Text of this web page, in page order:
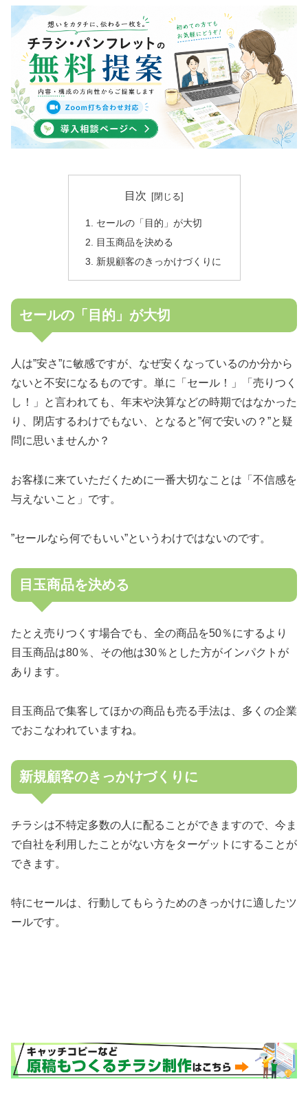
目次
セールの「目的」が大切
目玉商品を決める
新規顧客のきっかけづくりに
セールの「目的」が大切
人は”安さ”に敏感ですが、なぜ安くなっているのか分から
ないと不安になるものです。単に「セール！」「売りつく
し！」と言われても、年末や決算などの時期ではなかった
り、閉店するわけでもない、となると”何で安いの？”と疑
問に思いませんか？
お客様に来ていただくために一番大切なことは「不信感を
与えないこと」です。
”セールなら何でもいい”というわけではないのです。
目玉商品を決める
たとえ売りつくす場合でも、全の商品を50％にするより
目玉商品は80％、その他は30％とした方がインパクトが
あります。
目玉商品で集客してほかの商品も売る手法は、多くの企業
でおこなわれていますね。
新規顧客のきっかけづくりに
チラシは不特定多数の人に配ることができますので、今ま
で自社を利用したことがない方をターゲットにすることが
できます。
特にセールは、行動してもらうためのきっかけに適したツ
ールです。